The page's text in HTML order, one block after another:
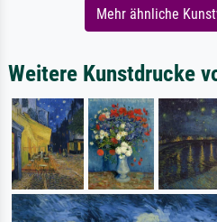
Mehr ähnliche
Weitere Kunstdrucke